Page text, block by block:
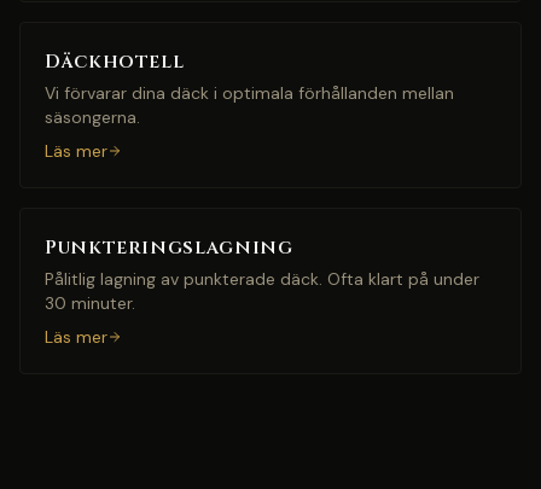
Däckhotell
Vi förvarar dina däck i optimala förhållanden mellan
säsongerna.
Läs mer
Punkteringslagning
Pålitlig lagning av punkterade däck. Ofta klart på under
30 minuter.
Läs mer